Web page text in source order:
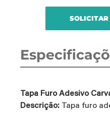
SOLICITAR
Tapa Furo Adesivo
Descrição: Tapa furo